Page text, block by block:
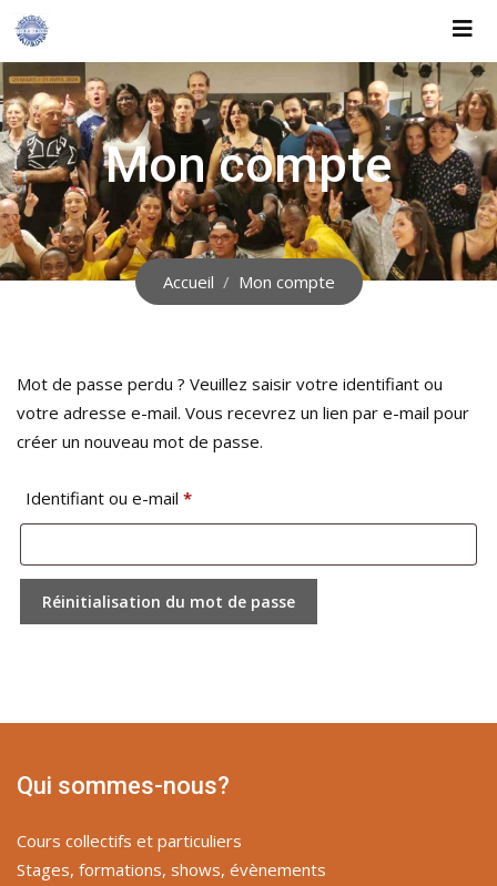
Aller
contenu
Mon compte
Accueil Mon compte
Mot de passe perdu ? Veuillez saisir votre identifiant ou
votre adresse e-mail. Vous recevrez un lien par e-mail pour
créer un nouveau mot de passe.
Identifiant ou e-mail *Obligatoire
Réinitialisation du mot de passe
Qui sommes-nous?
Cours collectifs et particuliers
Stages, formations, shows, évènements